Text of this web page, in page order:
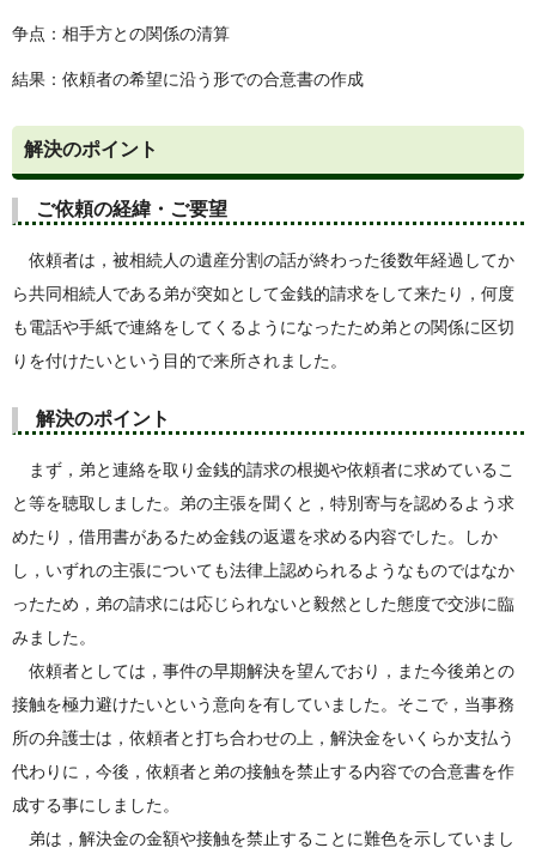
争点：相手方との関係の清算
結果：依頼者の希望に沿う形での合意書の作成
解決のポイント
ご依頼の経緯・ご要望
依頼者は，被相続人の遺産分割の話が終わった後数年経過してか
ら共同相続人である弟が突如として金銭的請求をして来たり，何度
も電話や手紙で連絡をしてくるようになったため弟との関係に区切
りを付けたいという目的で来所されました。
解決のポイント
まず，弟と連絡を取り金銭的請求の根拠や依頼者に求めているこ
と等を聴取しました。弟の主張を聞くと，特別寄与を認めるよう求
めたり，借用書があるため金銭の返還を求める内容でした。しか
し，いずれの主張についても法律上認められるようなものではなか
ったため，弟の請求には応じられないと毅然とした態度で交渉に臨
みました。
依頼者としては，事件の早期解決を望んでおり，また今後弟との
接触を極力避けたいという意向を有していました。そこで，当事務
所の弁護士は，依頼者と打ち合わせの上，解決金をいくらか支払う
代わりに，今後，依頼者と弟の接触を禁止する内容での合意書を作
成する事にしました。
弟は，解決金の金額や接触を禁止することに難色を示していまし